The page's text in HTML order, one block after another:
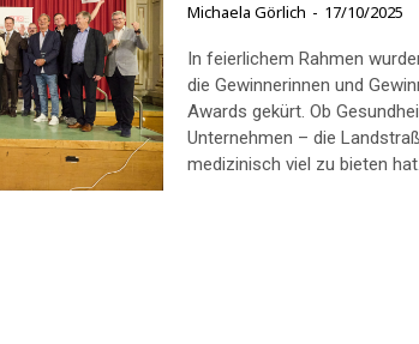
Michaela Görlich - 17/10/2025
In feierlichem Rahmen
die Gewinnerinnen und
Awards gekürt. Ob
Unternehmen – die
medizinisch viel zu bieten hat.